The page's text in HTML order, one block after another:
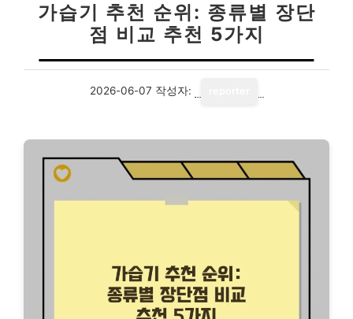
가습기 추천 순위: 종류별 장단
점 비교 추천 5가지
2026-06-07 작성자: